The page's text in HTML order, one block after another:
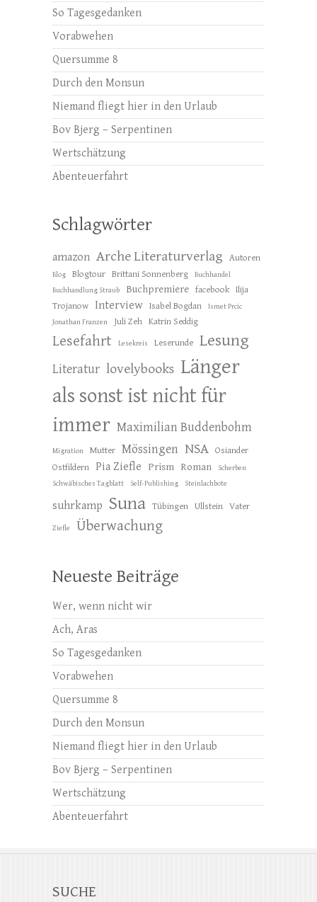
So Tagesgedanken
Vorabwehen
Quersumme 8
Durch den Monsun
Niemand fliegt hier in den Urlaub
Bov Bjerg – Serpentinen
Wertschätzung
Abenteuerfahrt
Schlagwörter
amazon Arche Literaturverlag Autoren
Blog Blogtour Brittani Sonnenberg
Buchhandel
Buchhandlung Straub
Buchpremiere facebook Ilija
Trojanow
Interview Isabel Bogdan
Ismet Prcic
Jonathan Franzen
Juli Zeh Katrin Seddig
Lesefahrt Lesekreis Leserunde Lesung
Literatur lovelybooks Länger
als sonst ist nicht für
immer Maximilian Buddenbohm
Migration Mutter Mössingen NSA Osiander
Ostfildern Pia Ziefle Prism Roman
Scherben
Schwäbisches Tagblatt
Self-Publishing Steinlachbote
suhrkamp Suna Tübingen Ullstein Vater
Ziefle Überwachung
Neueste Beiträge
Wer, wenn nicht wir
Ach, Aras
So Tagesgedanken
Vorabwehen
Quersumme 8
Durch den Monsun
Niemand fliegt hier in den Urlaub
Bov Bjerg – Serpentinen
Wertschätzung
Abenteuerfahrt
SUCHE